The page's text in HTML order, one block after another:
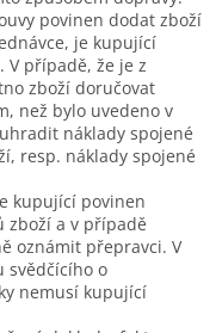
povinen dodat zboží
je kupující
případě, že je z
zboží doručovat
než bylo uvedeno v
náklady spojené
resp. náklady spojené
kupující povinen
zboží a v případě
oznámit přepravci. V
svědčícího o
nemusí kupující